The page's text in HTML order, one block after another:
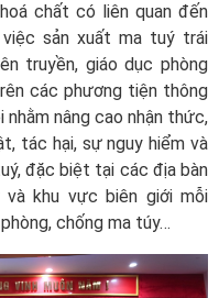
chất có liên quan đến
sản xuất ma tuý trái
truyền, giáo dục phòng
các phương tiện thông
nhằm nâng cao nhận thức,
tác hại, sự nguy hiểm và
đặc biệt tại các địa bàn
khu vực biên giới mỗi
chống ma túy…